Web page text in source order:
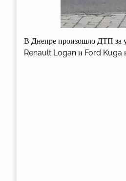
В Днепре произошло ДТП за
Renault Logan и Ford Kuga